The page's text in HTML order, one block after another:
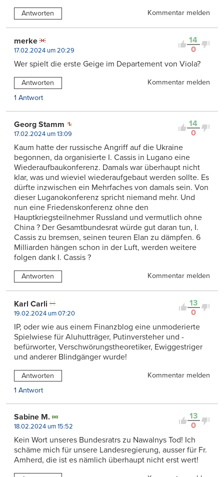
Antworten Kommentar melden
14
0
merke
17.02.2024 um 20:29
Wer spielt die erste Geige im Departement von Viola?
Antworten
Kommentar melden
1 Antwort
14
0
Georg Stamm
17.02.2024 um 13:09
Kaum hatte der russische Angriff auf die Ukraine
begonnen, da organisierte I. Cassis in Lugano eine
Wiederaufbaukonferenz. Damals war überhaupt nicht
klar, was und wieviel wiederaufgebaut werden sollte. Es
dürfte inzwischen ein Mehrfaches von damals sein. Von
dieser Luganokonferenz spricht niemand mehr. Und
nun eine Friedenskonferenz ohne den
Hauptkriegsteilnehmer Russland und vermutlich ohne
China ? Der Gesamtbundesrat würde gut daran tun, I.
Cassis zu bremsen, seinen teuren Elan zu dämpfen. 6
Milliarden hängen schon in der Luft, werden weitere
folgen dank I. Cassis ?
Antworten Kommentar melden
13
0
Karl Carli
19.02.2024 um 07:20
IP, oder wie aus einem Finanzblog eine unmoderierte
Spielwiese für Aluhutträger, Putinversteher und -
befürworter, Verschwörungstheoretiker, Ewiggestriger
und anderer Blindgänger wurde!
Antworten
Kommentar melden
1 Antwort
13
0
Sabine M.
18.02.2024 um 15:52
Kein Wort unseres Bundesratrs zu Nawalnys Tod! Ich
schäme mich für unsere Landesregierung, ausser für Fr.
Amherd, die ist es nämlich überhaupt nicht erst wert!